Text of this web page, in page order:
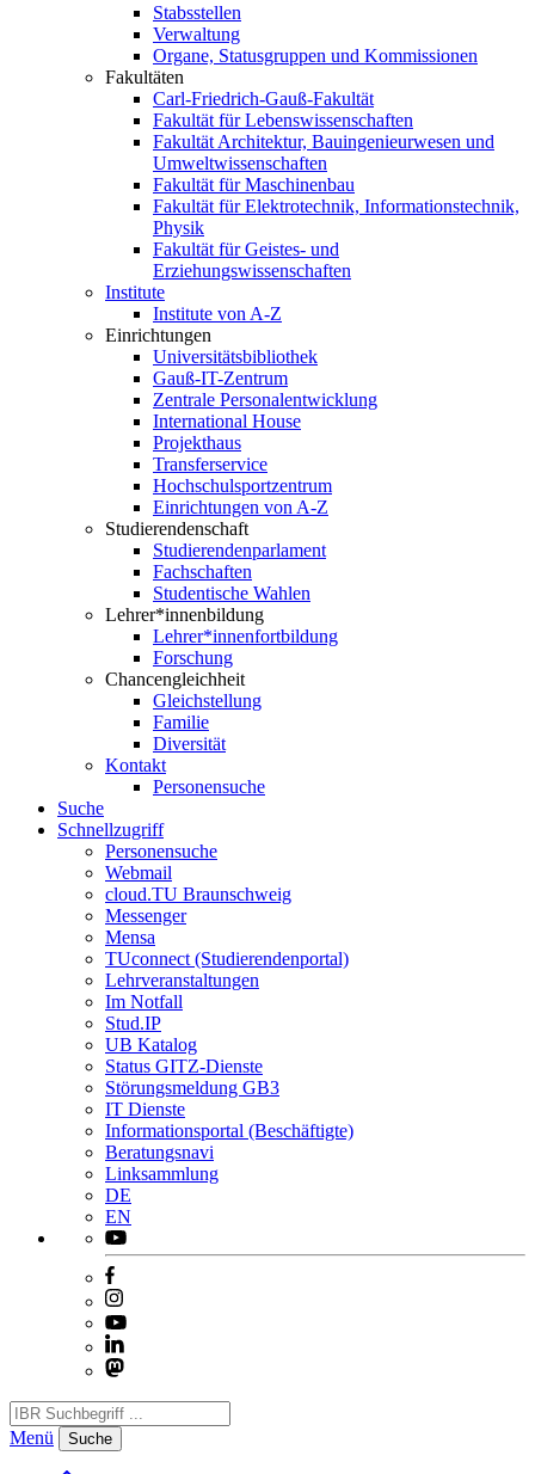
Stabsstellen
Verwaltung
Organe, Statusgruppen und Kommissionen
Fakultäten
Carl-Friedrich-Gauß-Fakultät
Fakultät für Lebenswissenschaften
Fakultät Architektur, Bauingenieurwesen und
Umweltwissenschaften
Fakultät für Maschinenbau
Fakultät für Elektrotechnik, Informationstechnik,
Physik
Fakultät für Geistes- und
Erziehungswissenschaften
Institute
Institute von A-Z
Einrichtungen
Universitätsbibliothek
Gauß-IT-Zentrum
Zentrale Personalentwicklung
International House
Projekthaus
Transferservice
Hochschulsportzentrum
Einrichtungen von A-Z
Studierendenschaft
Studierendenparlament
Fachschaften
Studentische Wahlen
Lehrer*innenbildung
Lehrer*innenfortbildung
Forschung
Chancengleichheit
Gleichstellung
Familie
Diversität
Kontakt
Personensuche
Suche
Schnellzugriff
Personensuche
Webmail
cloud.TU Braunschweig
Messenger
Mensa
TUconnect (Studierendenportal)
Lehrveranstaltungen
Im Notfall
Stud.IP
UB Katalog
Status GITZ-Dienste
Störungsmeldung GB3
IT Dienste
Informationsportal (Beschäftigte)
Beratungsnavi
Linksammlung
DE
EN
Menü Suche